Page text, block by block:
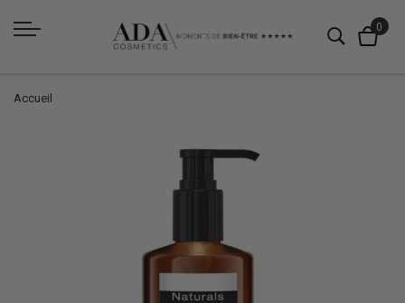
Accueil